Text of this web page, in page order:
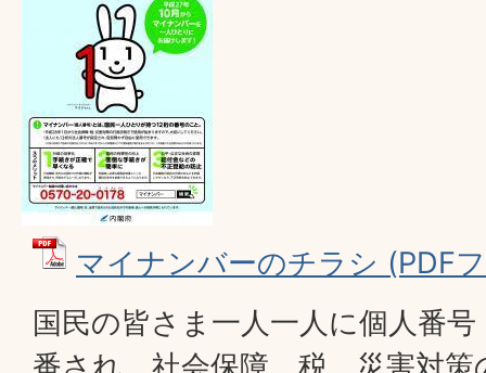
マイナンバーのチラシ (PDF
国民の皆さま一人一人に個人番